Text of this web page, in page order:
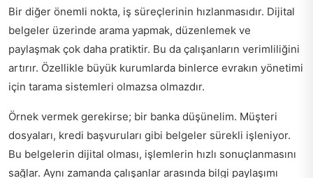
Bir diğer önemli nokta, iş süreçlerinin hızlanmasıdır. Dijital
belgeler üzerinde arama yapmak, düzenlemek ve
paylaşmak çok daha pratiktir. Bu da çalışanların verimliliğini
artırır. Özellikle büyük kurumlarda binlerce evrakın yönetimi
için tarama sistemleri olmazsa olmazdır.
Örnek vermek gerekirse; bir banka düşünelim. Müşteri
dosyaları, kredi başvuruları gibi belgeler sürekli işleniyor.
Bu belgelerin dijital olması, işlemlerin hızlı sonuçlanmasını
sağlar. Aynı zamanda çalışanlar arasında bilgi paylaşımı